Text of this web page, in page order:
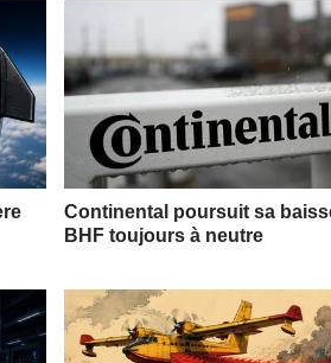
Continental poursuit sa
BHF toujours à neutre